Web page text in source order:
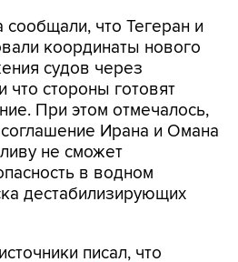
что Тегеран и
координаты нового
судов через
что стороны готовят
При этом отмечалось,
Ирана и Омана
не сможет
в водном
дестабилизирующих
писал, что